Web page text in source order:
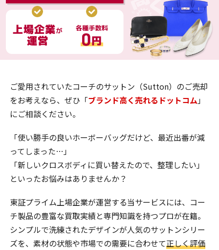
ご愛用されていたコーチのサットン（Sutton）のご売却
をお考えなら、ぜひ「ブランド高く売れるドットコム」
にご相談ください。
「使い勝手の良いホーボーバッグだけど、最近出番が減
ってしまった…」
「新しいクロスボディに買い替えたので、整理したい」
といったお悩みはありませんか？
東証プライム上場企業が運営する当サービスには、コー
チ製品の豊富な買取実績と専門知識を持つプロが在籍。
シンプルで洗練されたデザインが人気のサットンシリー
ズを、素材の状態や市場での需要に合わせて正しく評価